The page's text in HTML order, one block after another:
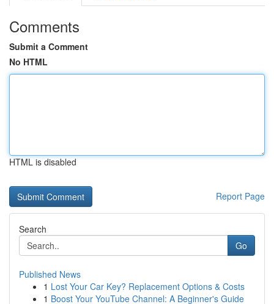
Comments
Submit a Comment
No HTML
HTML is disabled
Report Page
Search
Go
Published News
1 Lost Your Car Key? Replacement Options & Costs
1 Boost Your YouTube Channel: A Beginner's Guide